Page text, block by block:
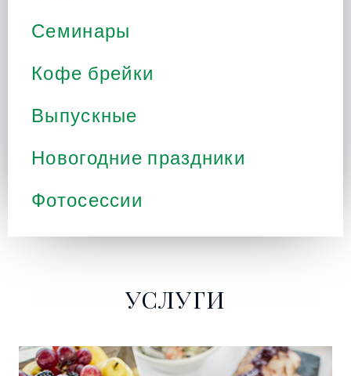
Семинары
Кофе брейки
Выпускные
Новогодние праздники
Фотосессии
УСЛУГИ